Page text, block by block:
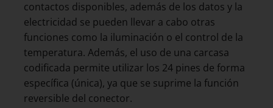
contactos disponibles, además de los datos y la
electricidad se pueden llevar a cabo otras
funciones como la iluminación o el control de la
temperatura. Además, el uso de una carcasa
codificada permite utilizar los 24 pines de forma
específica (única), ya que se suprime la función
reversible del conector.